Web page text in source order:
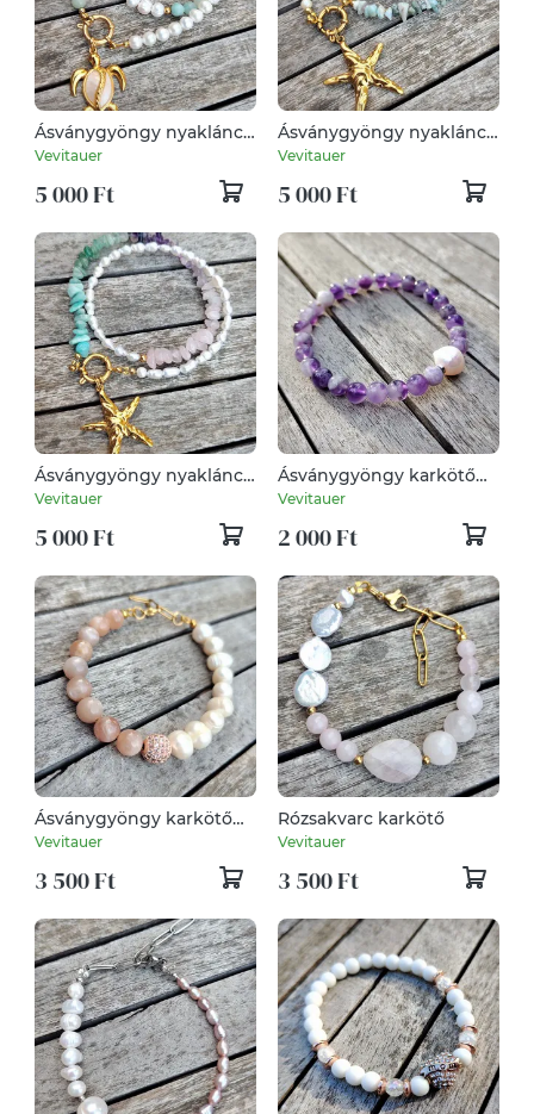
Ásványgyöngy nyaklánc
tenyésztett gyönggyel
Vevitauer
5 000 Ft
Ásványgyöngy nyaklánc
tenyésztett gyönggyel
Vevitauer
5 000 Ft
Ásványgyöngy nyaklánc
tenyésztett gyönggyel
Vevitauer
5 000 Ft
Ásványgyöngy karkötő
édesvízi gyönggyel
Vevitauer
2 000 Ft
Ásványgyöngy karkötő
tenyésztett gyönggyel
Vevitauer
3 500 Ft
Rózsakvarc karkötő
Vevitauer
3 500 Ft